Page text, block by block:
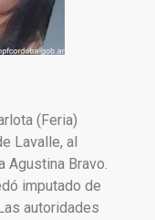
(Feria)
Lavalle, al
Agustina Bravo.
imputado de
autoridades